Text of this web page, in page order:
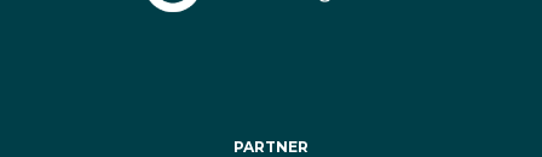
PARTNER